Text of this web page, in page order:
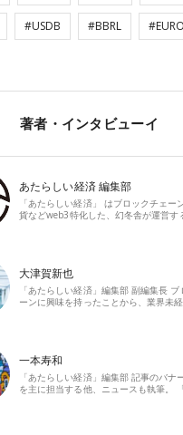
#USDB #BBRL
著者・インタビューイ
あたらしい経済 編集部
「あたらしい経済」 はブロックチェー
貨などweb3特化した、幻冬舎が運営
大津賀新也
「あたらしい経済」編集部 副編集長
ーンに興味を持ったことから、業界未
一本寿和
「あたらしい経済」編集部 記事のバナ
を主に担当する他、ニュースも執筆。